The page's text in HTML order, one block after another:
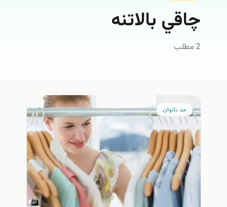
چاقي بالاتنه
2 مطلب
مد بانوان